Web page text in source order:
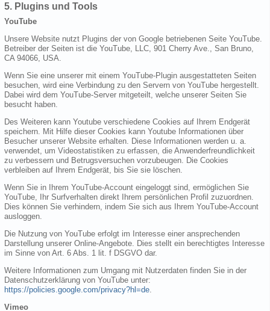
5. Plugins und Tools
YouTube
Unsere Website nutzt Plugins der von Google betriebenen Seite YouTube.
Betreiber der Seiten ist die YouTube, LLC, 901 Cherry Ave., San Bruno,
CA 94066, USA.
Wenn Sie eine unserer mit einem YouTube-Plugin ausgestatteten Seiten
besuchen, wird eine Verbindung zu den Servern von YouTube hergestellt.
Dabei wird dem YouTube-Server mitgeteilt, welche unserer Seiten Sie
besucht haben.
Des Weiteren kann Youtube verschiedene Cookies auf Ihrem Endgerät
speichern. Mit Hilfe dieser Cookies kann Youtube Informationen über
Besucher unserer Website erhalten. Diese Informationen werden u. a.
verwendet, um Videostatistiken zu erfassen, die Anwenderfreundlichkeit
zu verbessern und Betrugsversuchen vorzubeugen. Die Cookies
verbleiben auf Ihrem Endgerät, bis Sie sie löschen.
Wenn Sie in Ihrem YouTube-Account eingeloggt sind, ermöglichen Sie
YouTube, Ihr Surfverhalten direkt Ihrem persönlichen Profil zuzuordnen.
Dies können Sie verhindern, indem Sie sich aus Ihrem YouTube-Account
ausloggen.
Die Nutzung von YouTube erfolgt im Interesse einer ansprechenden
Darstellung unserer Online-Angebote. Dies stellt ein berechtigtes Interesse
im Sinne von Art. 6 Abs. 1 lit. f DSGVO dar.
Weitere Informationen zum Umgang mit Nutzerdaten finden Sie in der
Datenschutzerklärung von YouTube unter:
https://policies.google.com/privacy?hl=de
Vimeo